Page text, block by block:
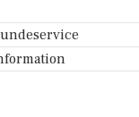
-
Tøjeksperten